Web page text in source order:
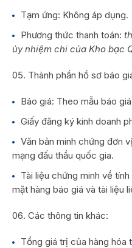
Tạm ứng: Không áp dụng.
Phương thức thanh toán:
ủy nhiệm chi của Kho bạc
Thành phần hồ sơ báo
Báo giá: Theo mẫu báo
Giấy đăng ký kinh doanh
Văn bản minh chứng đơn
mạng đấu thầu quốc gia.
Tài liệu chứng minh về
mặt hàng báo giá và tài liệu
Các thông tin khác:
Tổng giá trị của hàng hóa